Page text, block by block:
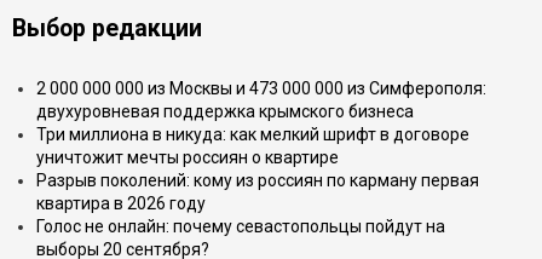
Выбор редакции
2 000 000 000 из Москвы и 473 000 000 из Симферополя:
двухуровневая поддержка крымского бизнеса
Три миллиона в никуда: как мелкий шрифт в договоре
уничтожит мечты россиян о квартире
Разрыв поколений: кому из россиян по карману первая
квартира в 2026 году
Голос не онлайн: почему севастопольцы пойдут на
выборы 20 сентября?